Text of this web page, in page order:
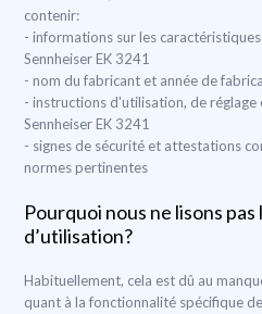
contenir:
- informations sur les
Sennheiser EK 3241
- nom du fabricant et année de
- instructions d'utilisation, de réglage
Sennheiser EK 3241
- signes de sécurité et attestations
normes pertinentes
Pourquoi nous ne lisons pas
d’utilisation?
Habituellement, cela est dû au
quant à la fonctionnalité spécifique